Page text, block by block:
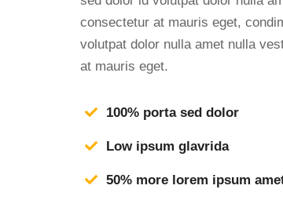
consectetur at mauris eget,
volutpat dolor nulla amet nulla
at mauris eget.
100% porta sed dolor
Low ipsum glavrida
50% more lorem ipsum